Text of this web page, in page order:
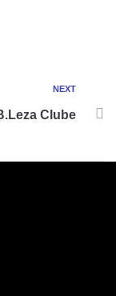
NEXT
Clube